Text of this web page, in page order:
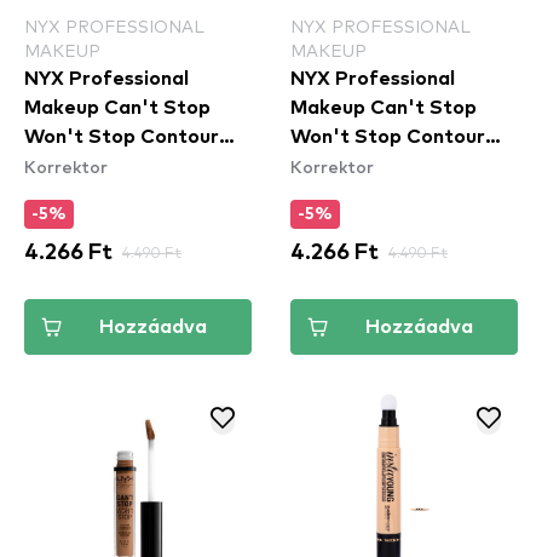
NYX PROFESSIONAL
MAKEUP
NYX Professional
Makeup Can't Stop
Won't Stop Contour
Concealer teljes fedésű
Korrektor
-5%
4.266 Ft 4.490 Ft
Hozzáadva
NYX PROFESSIONAL
MAKEUP
NYX Professional
Makeup Can't Stop
Won't Stop Contour
Concealer teljes fedésű
Korrektor
-5%
4.266 Ft 4.490 Ft
Hozzáadva